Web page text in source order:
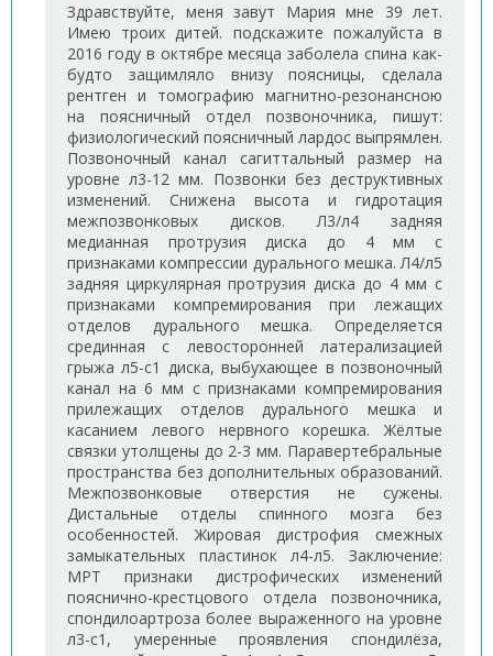
Здравствуйте, меня завут Мария мне 39 лет.
Имею троих дитей. подскажите пожалуйста в
2016 году в октябре месяца заболела спина как-
будто защимляло внизу поясницы, сделала
рентген и томографию магнитно-резонансною
на поясничный отдел позвоночника, пишут:
физиологический поясничный лардос выпрямлен.
Позвоночный канал сагиттальный размер на
уровне л3-12 мм. Позвонки без деструктивных
изменений. Снижена высота и гидротация
межпозвонковых дисков. Л3/л4 задняя
медианная протрузия диска до 4 мм с
признаками компрессии дурального мешка. Л4/л5
задняя циркулярная протрузия диска до 4 мм с
признаками компремирования при лежащих
отделов дурального мешка. Определяется
срединная с левосторонней латерализацией
грыжа л5-с1 диска, выбухающее в позвоночный
канал на 6 мм с признаками компремирования
прилежащих отделов дурального мешка и
касанием левого нервного корешка. Жёлтые
связки утолщены до 2-3 мм. Паравертебральные
пространства без дополнительных образований.
Межпозвонковые отверстия не сужены.
Дистальные отделы спинного мозга без
особенностей. Жировая дистрофия смежных
замыкательных пластинок л4-л5. Заключение:
МРТ признаки дистрофических изменений
пояснично-крестцового отдела позвоночника,
спондилоартроза более выраженного на уровне
л3-с1, умеренные проявления спондилёза,